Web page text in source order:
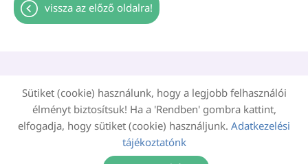
vissza az előző oldalra!
Impresszum
Sütik kezelése
Akadálymentesítési nyilatkozat
Sütiket (cookie) használunk, hogy a legjobb felhasználói
élményt biztosítsuk! Ha a 'Rendben' gombra kattint,
elfogadja, hogy sütiket (cookie) használjunk. Adatkezelési
tájékoztatónk